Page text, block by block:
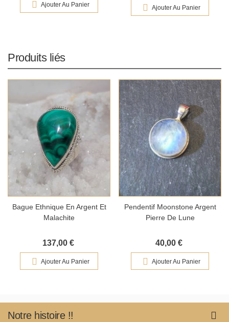
Ajouter Au Panier Ajouter Au Panier
Produits liés
Bague Ethnique En Argent Et
Malachite
137,00 €
Ajouter Au Panier
Pendentif Moonstone Argent
Pierre De Lune
40,00 €
Ajouter Au Panier
Notre histoire !!